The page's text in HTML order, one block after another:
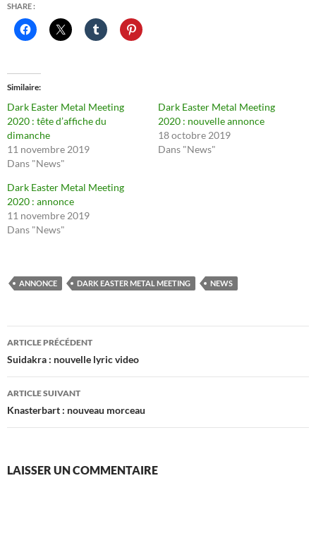
SHARE :
Similaire
Dark Easter Metal Meeting
2020 : tête d’affiche du
dimanche
11 novembre 2019
Dans "News"
Dark Easter Metal Meeting
2020 : nouvelle annonce
18 octobre 2019
Dans "News"
Dark Easter Metal Meeting
2020 : annonce
11 novembre 2019
Dans "News"
ANNONCE DARK EASTER METAL MEETING NEWS
Navigation
des
articles
ARTICLE PRÉCÉDENT
Suidakra : nouvelle lyric video
ARTICLE SUIVANT
Knasterbart : nouveau morceau
LAISSER UN COMMENTAIRE